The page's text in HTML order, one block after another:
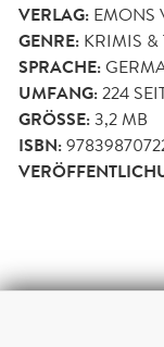
VERLAG: EMONS
GENRE: KRIMIS &
SPRACHE:
UMFANG:224
GRÖSSE: 3,2 MB
ISBN: